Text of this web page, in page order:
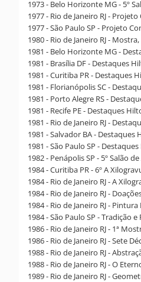
1973 - Belo Horizonte MG - 5º
1977 - Rio de Janeiro RJ -
1977 - São Paulo SP - Projeto
1980 - Rio de Janeiro RJ -
1981 - Belo Horizonte MG -
1981 - Brasília DF - Destaques
1981 - Curitiba PR - Destaques
1981 - Florianópolis SC -
1981 - Porto Alegre RS -
1981 - Recife PE - Destaques
1981 - Rio de Janeiro RJ -
1981 - Salvador BA -
1981 - São Paulo SP -
1982 - Penápolis SP - 5º Salão
1984 - Curitiba PR - 6º A
1984 - Rio de Janeiro RJ - A
1984 - Rio de Janeiro RJ -
1984 - Rio de Janeiro RJ -
1984 - São Paulo SP - Tradição
1986 - Rio de Janeiro RJ - 1ª
1986 - Rio de Janeiro RJ - Sete
1988 - Rio de Janeiro RJ -
1988 - Rio de Janeiro RJ - O
1989 - Rio de Janeiro RJ -